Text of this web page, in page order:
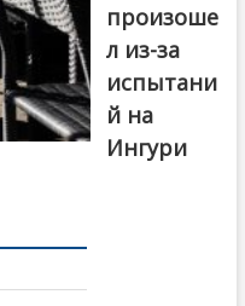
произоше
л из-за
испытани
й на
Ингури